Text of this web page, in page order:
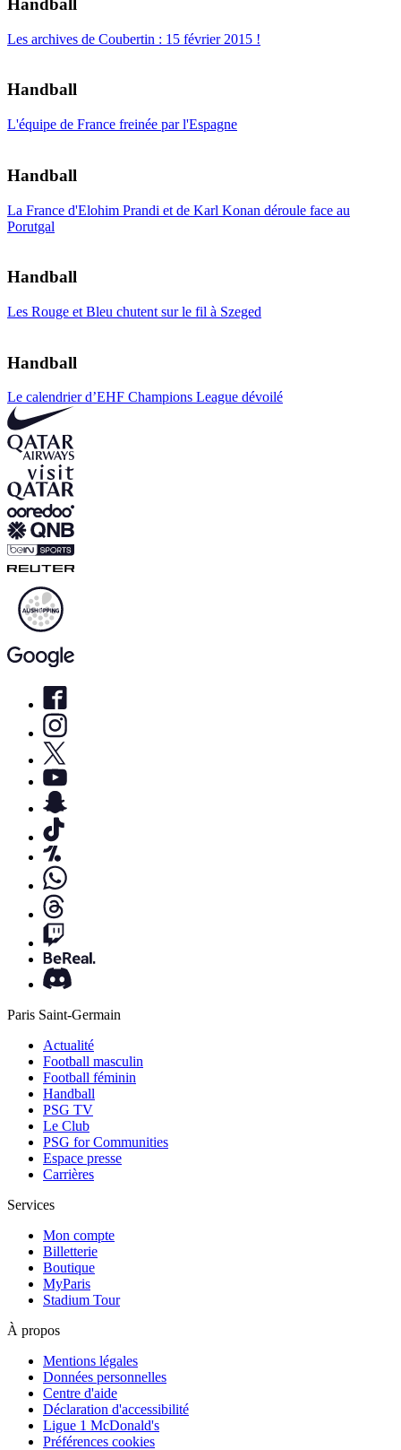
Handball
Les archives de Coubertin : 15 février 2015 !
Handball
L'équipe de France freinée par l'Espagne
Handball
La France d'Elohim Prandi et de Karl Konan déroule face au
Porutgal
Handball
Les Rouge et Bleu chutent sur le fil à Szeged
Handball
Le calendrier d’EHF Champions League dévoilé
Paris Saint-Germain
Actualité
Football masculin
Football féminin
Handball
PSG TV
Le Club
PSG for Communities
Espace presse
Carrières
Services
Mon compte
Billetterie
Boutique
MyParis
Stadium Tour
À propos
Mentions légales
Données personnelles
Centre d'aide
Déclaration d'accessibilité
Ligue 1 McDonald's
Préférences cookies